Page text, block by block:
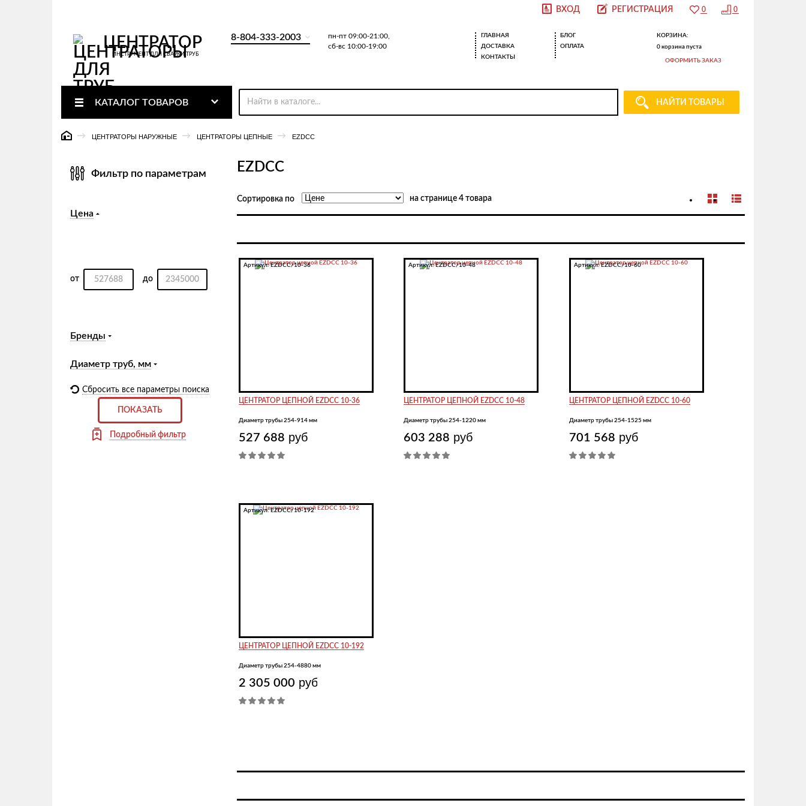
ВХОД РЕГИСТРАЦИЯ
ЦЕНТРАТОР
ИНСТРУМЕНТ ДЛЯ СВАРКИ ТРУБ
8-804-333-2003
пн-пт 09:00-21:00,
сб-вс 10:00-19:00
ГЛАВНАЯ
БЛОГ
ДОСТАВКА
ОПЛАТА
КОНТАКТЫ
КОРЗИНА:
0 корзина пуста
ОФОРМИТЬ ЗАКАЗ
КАТАЛОГ ТОВАРОВ НАЙТИ ТОВАРЫ
ЦЕНТРАТОРЫ НАРУЖНЫЕ ЦЕНТРАТОРЫ ЦЕПНЫЕ EZDCC
Фильтр по параметрам
Цена
от до
Бренды
Диаметр труб, мм
Сбросить все параметры поиска
ПОКАЗАТЬ
EZDCC
Сортировка по на странице 4 товара
Артикул:EZDCC/10-36
ЦЕНТРАТОР ЦЕПНОЙ EZDCC 10-36
Диаметр трубы 254-914 мм
527 688 руб
Артикул:EZDCC/10-48
ЦЕНТРАТОР ЦЕПНОЙ EZDCC 10-48
Диаметр трубы 254-1220 мм
603 288 руб
Артикул:EZDCC/10-60
ЦЕНТРАТОР ЦЕПНОЙ EZDCC 10-60
Диаметр трубы 254-1525 мм
701 568 руб
Артикул:EZDCC/10-192
ЦЕНТРАТОР ЦЕПНОЙ EZDCC 10-192
Диаметр трубы 254-4880 мм
2 305 000 руб